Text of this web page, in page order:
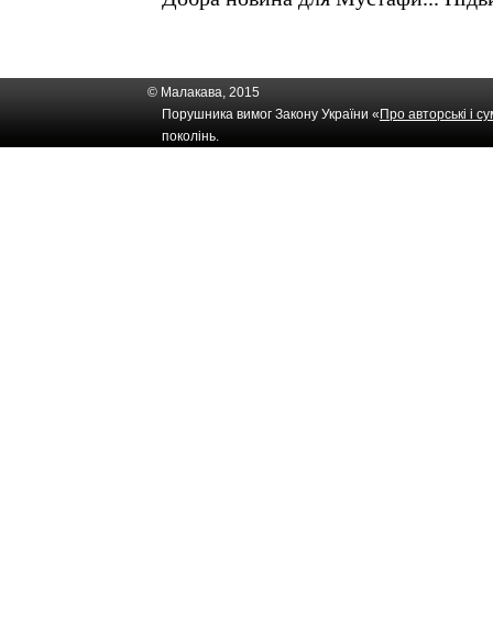
© Малакава, 2015
Порушника вимог Закону України « Про авторські і
поколінь.